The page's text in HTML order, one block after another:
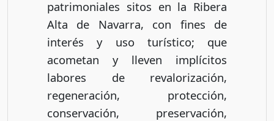
patrimoniales sitos en la Ribera
Alta de Navarra, con fines de
interés y uso turístico; que
acometan y lleven implícitos
labores de revalorización,
regeneración, protección,
conservación, preservación,